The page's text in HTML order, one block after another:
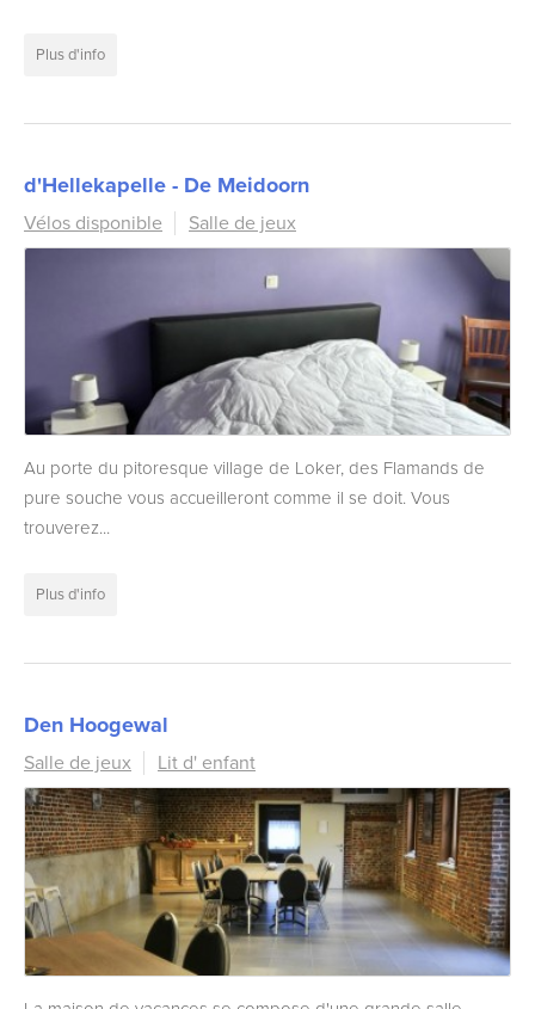
Plus d'info
d'Hellekapelle - De Meidoorn
Vélos disponible Salle de jeux
Au porte du pitoresque village de Loker, des Flamands de
pure souche vous accueilleront comme il se doit. Vous
trouverez...
Plus d'info
Den Hoogewal
Salle de jeux Lit d' enfant